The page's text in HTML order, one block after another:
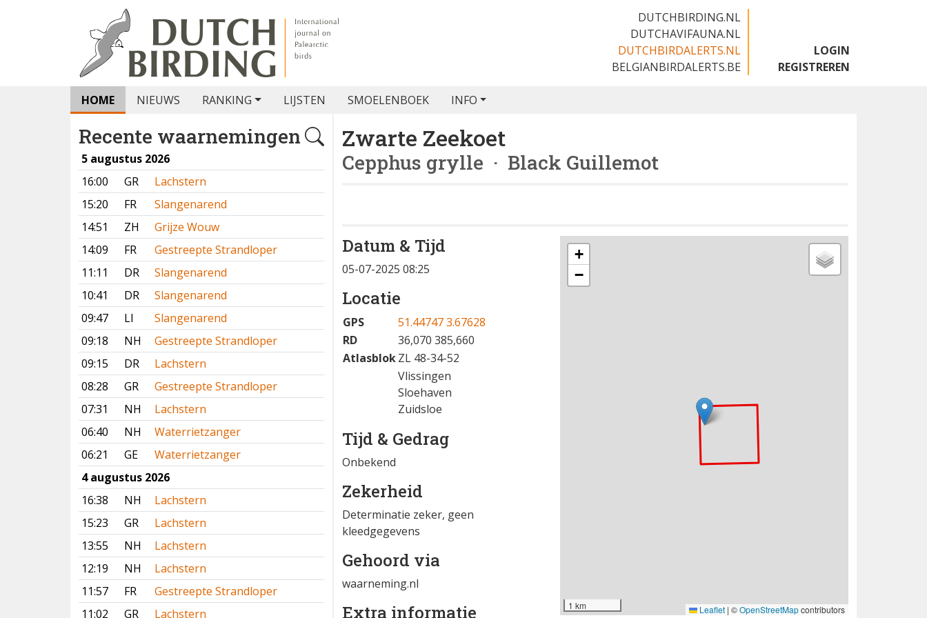
DUTCHBIRDING.NL
DUTCHAVIFAUNA.NL
DUTCHBIRDALERTS.NL
BELGIANBIRDALERTS.BE
LOGIN
REGISTREREN
HOME NIEUWS RANKING LIJSTEN SMOELENBOEK INFO
Recente waarnemingen
5 augustus 2026
16:00
GR
Lachstern
15:20
FR
Slangenarend
14:51
ZH
Grijze Wouw
14:09
FR
Gestreepte Strandloper
11:11
DR
Slangenarend
10:41
DR
Slangenarend
09:47
LI
Slangenarend
09:18
NH
Gestreepte Strandloper
09:15
DR
Lachstern
08:28
GR
Gestreepte Strandloper
07:31
NH
Lachstern
06:40
NH
Waterrietzanger
06:21
GE
Waterrietzanger
4 augustus 2026
16:38
NH
Lachstern
15:23
GR
Lachstern
13:55
NH
Lachstern
12:19
NH
Lachstern
11:57
FR
Gestreepte Strandloper
11:02
GR
Lachstern
Zwarte Zeekoet
Cepphus grylle · Black Guillemot
Datum & Tijd
05-07-2025 08:25
Locatie
36,070 385,660
ZL 48-34-52
Sloehaven
Tijd & Gedrag
Onbekend
Zekerheid
Determinatie zeker, geen
kleedgegevens
Gehoord via